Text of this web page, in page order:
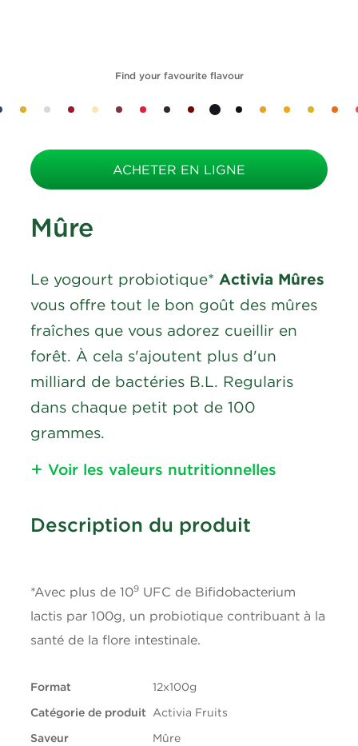
Find your favourite flavour
ACHETER EN LIGNE
Mûre
Le yogourt probiotique* Activia Mûres
vous offre tout le bon goût des mûres
fraîches que vous adorez cueillir en
forêt. À cela s'ajoutent plus d'un
milliard de bactéries B.L. Regularis
dans chaque petit pot de 100
grammes.
Voir les valeurs nutritionnelles
Lipides
Glucides
Description du produit
*Avec plus de 109 UFC de Bifidobacterium
lactis par 100g, un probiotique contribuant à la
santé de la flore intestinale.
Format
12x100g
Catégorie de produit Activia Fruits
Saveur
Mûre